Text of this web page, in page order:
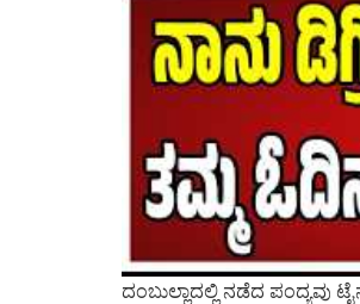
ದಂಬುಲ್ಲಾದಲ್ಲಿ ನಡೆದ